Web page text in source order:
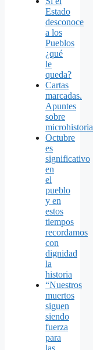
Estado
desconoce
a los
Pueblos
¿qué
le
queda?
Cartas
marcadas.
Apuntes
sobre
microhistoria
Octubre
es
significativo
en
el
pueblo
y en
estos
tiempos
recordamos
con
dignidad
la
historia
“Nuestros
muertos
siguen
siendo
fuerza
para